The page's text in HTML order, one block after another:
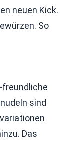
neuen Kick.
So
freundliche
sind
Das